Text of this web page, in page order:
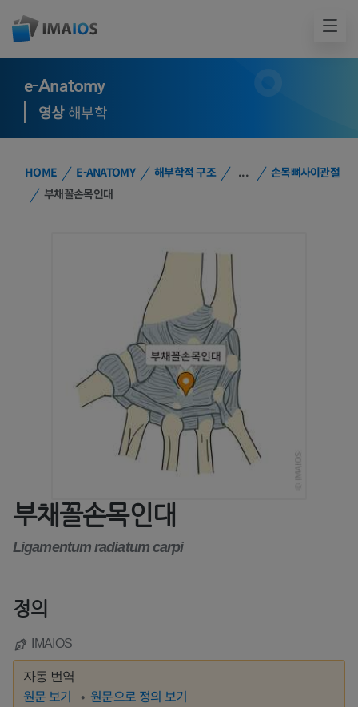
e-Anatomy
영상해부학
HOME E-ANATOMY 해부학적 구조 ...
손목뼈사이관절
부채꼴손목인대
부채꼴손목인대
Ligamentum radiatum carpi
정의
IMAIOS
자동 번역
원문 보기 원문으로 정의 보기